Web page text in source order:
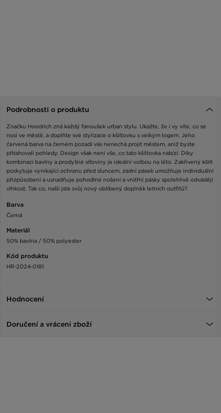
Podrobnosti o produktu
Značku Hoodrich zná každý fanoušek urban stylu. Ukažte, že i vy víte, co se
nosí ve městě, a doplňte své stylizace o kšiltovku s velkým logem. Jeho
červená barva na černém pozadí vás nenechá projít městem, aniž byste
přitahovali pohledy. Design však není vše, co tato kšiltovka nabízí. Díky
kombinaci bavlny a prodyšné síťoviny je ideální volbou na léto. Zakřivený kšilt
poskytuje vynikající ochranu před sluncem, zadní pásek umožňuje individuální
přizpůsobení a usnadňuje pohodlné nošení a vnitřní pásky spolehlivě odvádějí
vlhkost. Tak co, našli jste svůj nový oblíbený doplněk letních outfitů?
Barva
Černá
Materiál
50% bavlna / 50% polyester
Kód produktu
HR-2024-0181
Hodnocení
Doručení a vrácení zboží